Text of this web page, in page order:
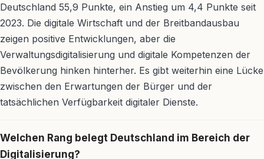
Deutschland 55,9 Punkte, ein Anstieg um 4,4 Punkte seit
2023. Die digitale Wirtschaft und der Breitbandausbau
zeigen positive Entwicklungen, aber die
Verwaltungsdigitalisierung und digitale Kompetenzen der
Bevölkerung hinken hinterher. Es gibt weiterhin eine Lücke
zwischen den Erwartungen der Bürger und der
tatsächlichen Verfügbarkeit digitaler Dienste.
Welchen Rang belegt Deutschland im Bereich der
Digitalisierung?